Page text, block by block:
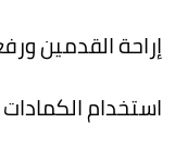
إراحة القدمين
استخدام الكمادات